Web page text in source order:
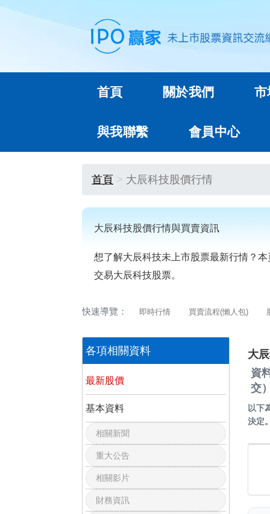
首頁 關於我們 市
與我聯繫 會員中心
首頁 大辰科技股價行情
大辰科技股價行情與買賣資訊
想了解大辰科技未上市股票最新行情？
交易大辰科技股票。
快速導覽： 即時行情 買賣流程(懶人包)
各項相關資料
最新股價
基本資料
相關新聞
重大公告
相關影片
財務資訊
大
資
交
以下
決定